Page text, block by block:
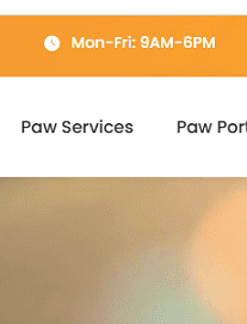
Forhåndsvis Last ned
Versjon
Aktive installasjoner